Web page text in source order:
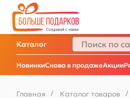
НовинкиСнова в продажеАкции
Каталог
Главная / Каталог товаров /